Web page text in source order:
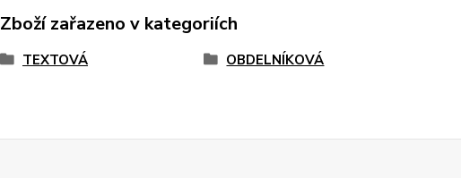
Zboží zařazeno v kategoriích
TEXTOVÁ OBDELNÍKOVÁ